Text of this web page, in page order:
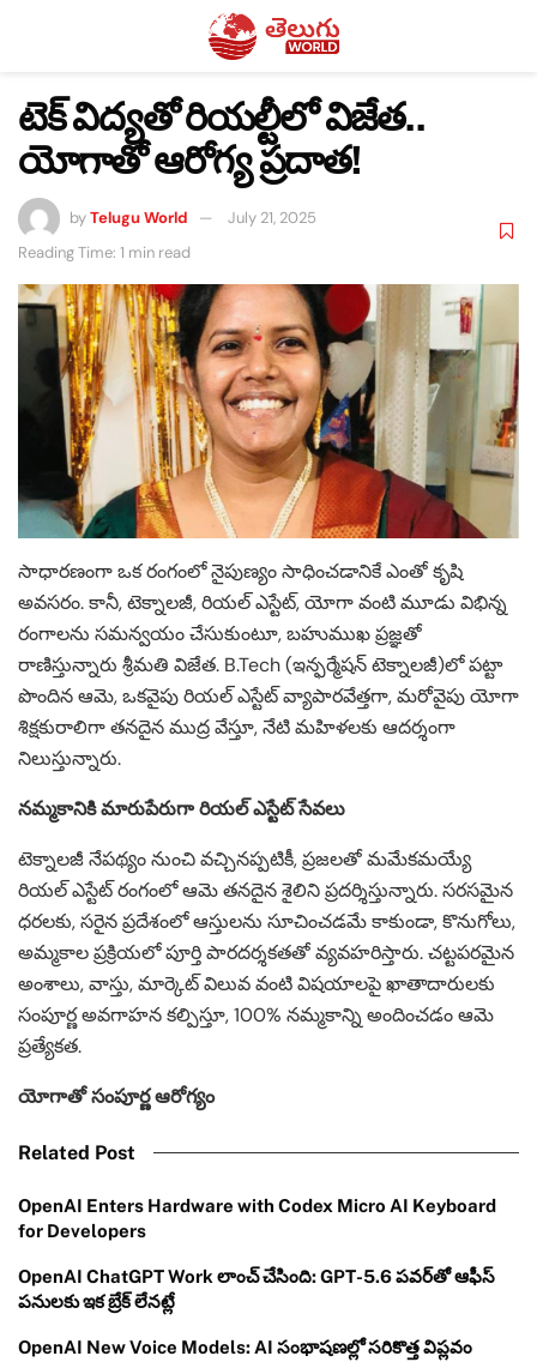
టెక్ విద్యతో రియల్టీలో విజేత..
యోగాతో ఆరోగ్య ప్రదాత!
byTelugu World
July 21, 2025
Reading Time: 1 min read
సాధారణంగా ఒక రంగంలో నైపుణ్యం సాధించడానికే ఎంతో కృషి
అవసరం. కానీ, టెక్నాలజీ, రియల్ ఎస్టేట్, యోగా వంటి మూడు విభిన్న
రంగాలను సమన్వయం చేసుకుంటూ, బహుముఖ ప్రజ్ఞతో
రాణిస్తున్నారు శ్రీమతి విజేత. B.Tech (ఇన్ఫర్మేషన్ టెక్నాలజీ)లో పట్టా
పొందిన ఆమె, ఒకవైపు రియల్ ఎస్టేట్ వ్యాపారవేత్తగా, మరోవైపు యోగా
శిక్షకురాలిగా తనదైన ముద్ర వేస్తూ, నేటి మహిళలకు ఆదర్శంగా
నిలుస్తున్నారు.
నమ్మకానికి మారుపేరుగా రియల్ ఎస్టేట్ సేవలు
టెక్నాలజీ నేపథ్యం నుంచి వచ్చినప్పటికీ, ప్రజలతో మమేకమయ్యే
రియల్ ఎస్టేట్ రంగంలో ఆమె తనదైన శైలిని ప్రదర్శిస్తున్నారు. సరసమైన
ధరలకు, సరైన ప్రదేశంలో ఆస్తులను సూచించడమే కాకుండా, కొనుగోలు,
అమ్మకాల ప్రక్రియలో పూర్తి పారదర్శకతతో వ్యవహరిస్తారు. చట్టపరమైన
అంశాలు, వాస్తు, మార్కెట్ విలువ వంటి విషయాలపై ఖాతాదారులకు
సంపూర్ణ అవగాహన కల్పిస్తూ, 100% నమ్మకాన్ని అందించడం ఆమె
ప్రత్యేకత.
యోగాతో సంపూర్ణ ఆరోగ్యం
Related Post
OpenAI Enters Hardware with Codex Micro AI Keyboard
for Developers
OpenAI ChatGPT Work లాంచ్ చేసింది: GPT-5.6 పవర్‌తో ఆఫీస్
పనులకు ఇక బ్రేక్ లేనట్లే
OpenAI New Voice Models: AI సంభాషణల్లో సరికొత్త విప్లవం